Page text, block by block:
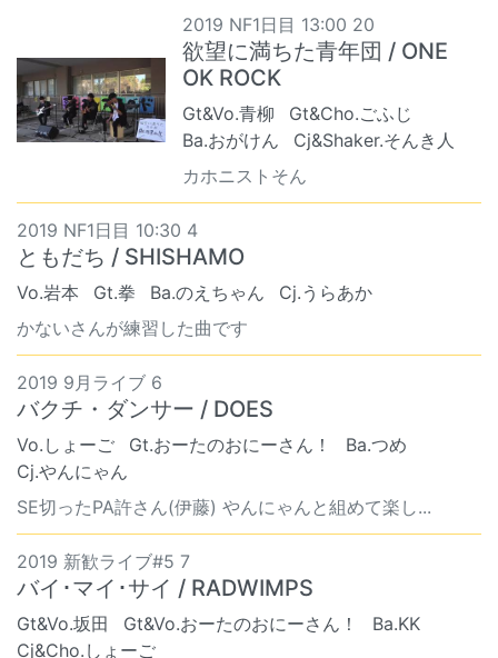
2019 NF1日目 13:00 20
欲望に満ちた青年団 / ONE
OK ROCK
Gt&Vo.青柳
Gt&Cho.ごふじ
Ba.おがけん
Cj&Shaker.そんき人
カホニストそん
2019 NF1日目 10:30 4
ともだち / SHISHAMO
Vo.岩本 Gt.拳 Ba.のえちゃん
Cj.うらあか
かないさんが練習した曲です
2019 9月ライブ 6
バクチ・ダンサー / DOES
Vo.しょーご Gt.おーたのおにーさん！
Ba.つめ
Cj.やんにゃん
SE切ったPA許さん(伊藤) やんにゃんと組めて楽し...
2019 新歓ライブ#5 7
バイ･マイ･サイ / RADWIMPS
Gt&Vo.坂田 Gt&Vo.おーたのおにーさん！
Ba.KK
Cj&Cho.しょーご